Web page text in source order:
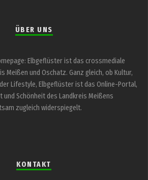
ÜBER UNS
Elbgeflüster ist das crossmediale
Meißen und Oschatz. Ganz gleich, ob Kultur,
Lifestyle, Elbgeflüster ist das Online-Portal,
und Schönheit des Landkreis Meißens
zugleich widerspiegelt.
KONTAKT